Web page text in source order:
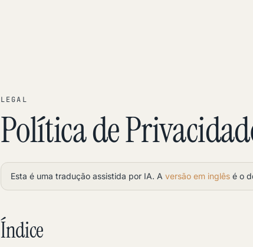
LEGAL
Política de
Esta é uma tradução assistida por IA. A versão em inglês é o
Índice